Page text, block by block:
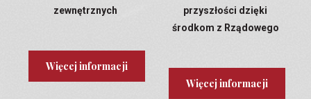
zewnętrznych
Więcej informacji
przyszłości dzięki
środkom z Rządowego
Więcej informacji